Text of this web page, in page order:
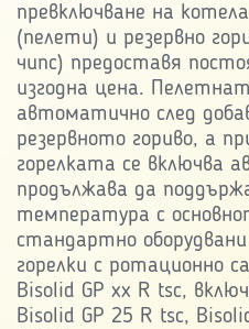
превключване на
(пелети) и резервно
чипс) предоставя
изгодна цена.
автоматично след
резервното гориво, а
горелката се включва
продължава да
температура с
стандартно
горелки с ротационно
Bisolid GP xx R tsc,
Bisolid GP 25 R tsc,